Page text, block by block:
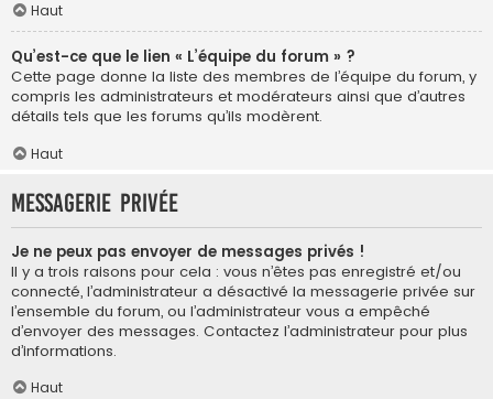
Haut
Qu’est-ce que le lien « L’équipe du forum » ?
Cette page donne la liste des membres de l’équipe du forum, y
compris les administrateurs et modérateurs ainsi que d’autres
détails tels que les forums qu’ils modèrent.
Haut
Messagerie privée
Je ne peux pas envoyer de messages privés !
Il y a trois raisons pour cela : vous n’êtes pas enregistré et/ou
connecté, l’administrateur a désactivé la messagerie privée sur
l’ensemble du forum, ou l’administrateur vous a empêché
d’envoyer des messages. Contactez l’administrateur pour plus
d’informations.
Haut